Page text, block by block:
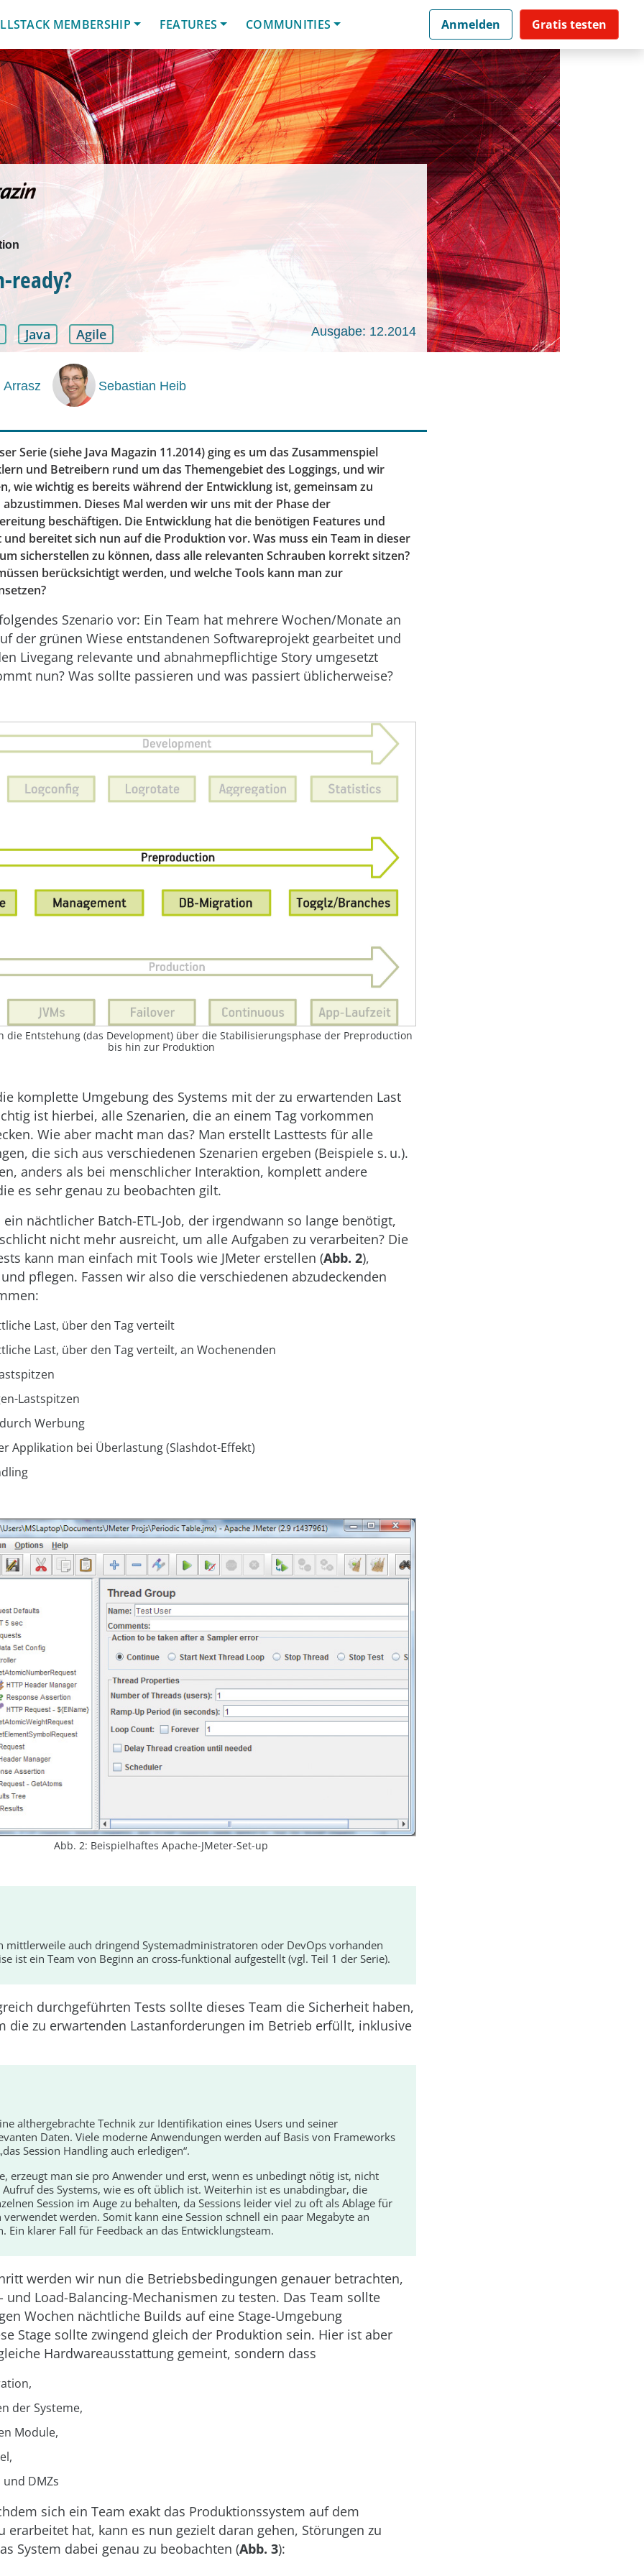
MEMBERSHIP
FEATURES COMMUNITIES Anmelden Gratis testen
ready?
Java Agile Ausgabe: 12.2014
Arrasz Sebastian Heib
Serie (siehe Java Magazin 11.2014) ging es um das Zusammenspiel
und Betreibern rund um das Themengebiet des Loggings, und wir
wie wichtig es bereits während der Entwicklung ist, gemeinsam zu
Dieses Mal werden wir uns mit der Phase der
beschäftigen. Die Entwicklung hat die benötigen Features und
bereitet sich nun auf die Produktion vor. Was muss ein Team in dieser
sicherstellen zu können, dass alle relevanten Schrauben korrekt sitzen?
berücksichtigt werden, und welche Tools kann man zur
Szenario vor: Ein Team hat mehrere Wochen/Monate an
der grünen Wiese entstandenen Softwareprojekt gearbeitet und
Livegang relevante und abnahmepflichtige Story umgesetzt
nun? Was sollte passieren und was passiert üblicherweise?
die Entstehung (das Development) über die Stabilisierungs­phase der Preproduction
bis hin zur Produktion
komplette Umgebung des Systems mit der zu erwartenden Last
ist hierbei, alle Szenarien, die an einem Tag vorkommen
Wie aber macht man das? Man erstellt Lasttests für alle
die sich aus verschiedenen Szenarien ergeben (Beispiele s. u.).
anders als bei menschlicher Interaktion, komplett andere
es sehr genau zu beobachten gilt.
nächtlicher Batch-ETL-Job, der irgendwann so lange benötigt,
nicht mehr ausreicht, um alle Aufgaben zu verarbeiten? Die
kann man einfach mit Tools wie JMeter erstellen (Abb. 2),
pflegen. Fassen wir also die verschiedenen abzudeckenden
Last, über den Tag verteilt
Last, über den Tag verteilt, an Wochenenden
Lastspitzen
Werbung
Applikation bei Überlastung (Slashdot-Effekt)
Abb. 2: Beispielhaftes Apache-JMeter-Set-up
mittlerweile auch dringend Systemadministratoren oder DevOps vorhanden
ist ein Team von Beginn an cross-funktional aufgestellt (vgl. Teil 1 der Serie).
durchgeführten Tests sollte dieses Team die Sicherheit haben,
die zu erwartenden Lastanforderungen im Betrieb erfüllt, inklusive
althergebrachte Technik zur Identifikation eines Users und seiner
Daten. Viele moderne Anwendungen werden auf Basis von Frameworks
Session Handling auch erledigen“.
erzeugt man sie pro Anwender und erst, wenn es unbedingt nötig ist, nicht
des Systems, wie es oft üblich ist. Weiterhin ist es unabdingbar, die
Session im Auge zu behalten, da Sessions leider viel zu oft als Ablage für
verwendet werden. Somit kann eine Session schnell ein paar Megabyte an
Ein klarer Fall für Feedback an das Entwicklungsteam.
werden wir nun die Betriebsbedingungen genauer betrachten,
und Load-Balancing-Mechanismen zu testen. Das Team sollte
Wochen nächtliche Builds auf eine Stage-Umgebung
Stage sollte zwingend gleich der Produktion sein. Hier ist aber
Hardwareausstattung gemeint, sondern dass
der Systeme,
Module,
DMZs
sich ein Team exakt das Produktionssystem auf dem
erarbeitet hat, kann es nun gezielt daran gehen, Störungen zu
System dabei genau zu beobachten (Abb. 3):